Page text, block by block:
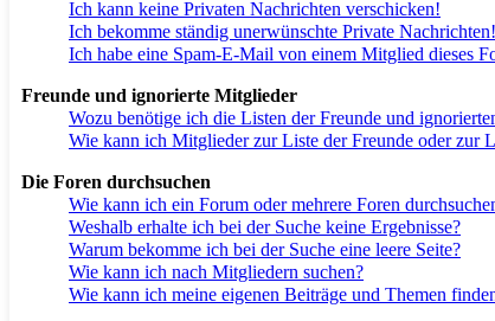
Ich kann keine Privaten Nachrichten verschicken!
Ich bekomme ständig unerwünschte Private Nachrichten!
Ich habe eine Spam-E-Mail von einem Mitglied dieses
Freunde und ignorierte Mitglieder
Wozu benötige ich die Listen der Freunde und
Wie kann ich Mitglieder zur Liste der Freunde oder zur
Die Foren durchsuchen
Wie kann ich ein Forum oder mehrere Foren
Weshalb erhalte ich bei der Suche keine Ergebnisse?
Warum bekomme ich bei der Suche eine leere Seite?
Wie kann ich nach Mitgliedern suchen?
Wie kann ich meine eigenen Beiträge und Themen